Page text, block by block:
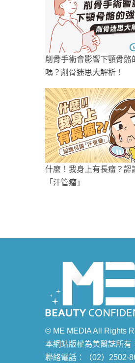
削骨手術會影響下顎骨骼
嗎？削骨迷思大解析！
什麼！我身上有長瘤？認
「汗管瘤」
© ME MEDIA All Rights
本網站版權為美醫誌所有
聯絡電話：
（02）2502-